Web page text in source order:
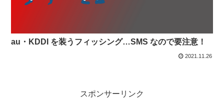
au・KDDI を装うフィッシング…SMS なので要注意！
2021.11.26
スポンサーリンク